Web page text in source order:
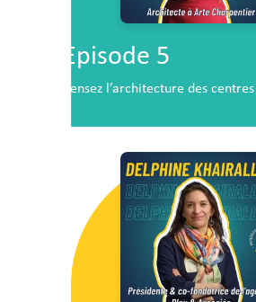
Episode 5
Pensez l’architecture des